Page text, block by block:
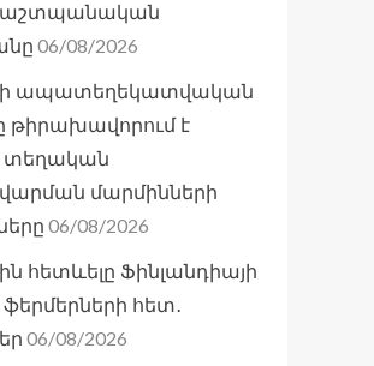
06/08/2026
ապատեղեկատվական
է
տեղական
մարմինների
06/08/2026
հետևելը Ֆինլանդիայի
հետ․
06/08/2026